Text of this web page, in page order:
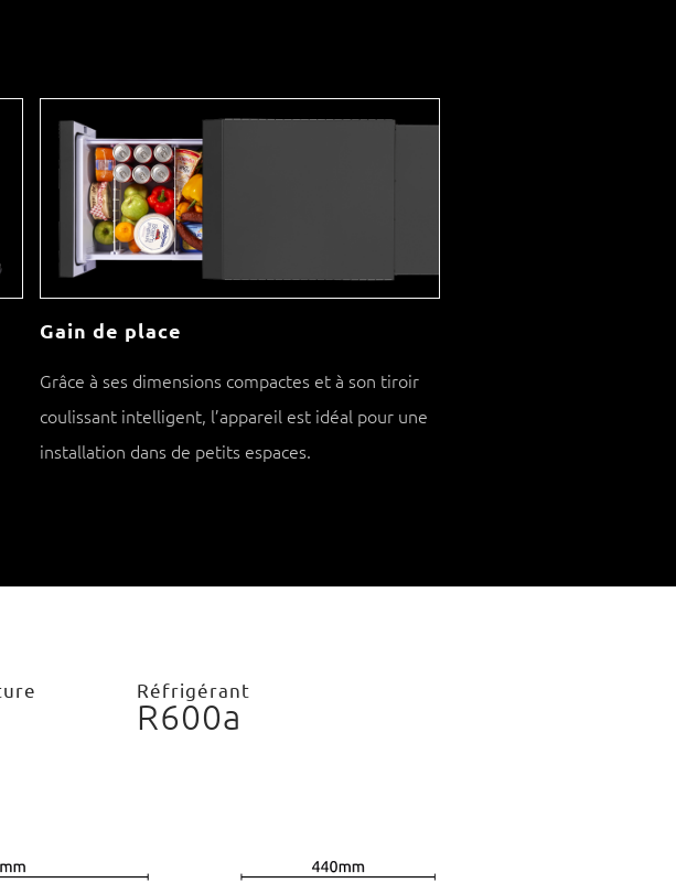
Gain de place
Grâce à ses dimensions compactes et à son tiroir
coulissant intelligent, l’appareil est idéal pour une
installation dans de petits espaces.
Réfrigérant
R600a